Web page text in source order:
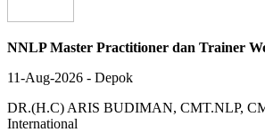
NNLP Master Practitioner dan Trainer
11-Aug-2026 - Depok
DR.(H.C) ARIS BUDIMAN, CMT.NLP,
International